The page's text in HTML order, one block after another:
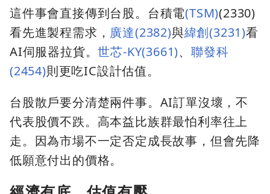
這件事會直接傳到台股。台積電(TSM)(2330)
看先進製程需求， 廣達(2382)與緯創(3231)看
AI伺服器拉貨。世芯-KY(3661)、聯發科
(2454)則更吃IC設計估值。
台股散戶要分清楚兩件事。AI訂單沒壞，不
代表股價不跌。高本益比族群最怕利率往上
走。因為市場不一定否定成長故事，但會先降
低願意付出的價格。